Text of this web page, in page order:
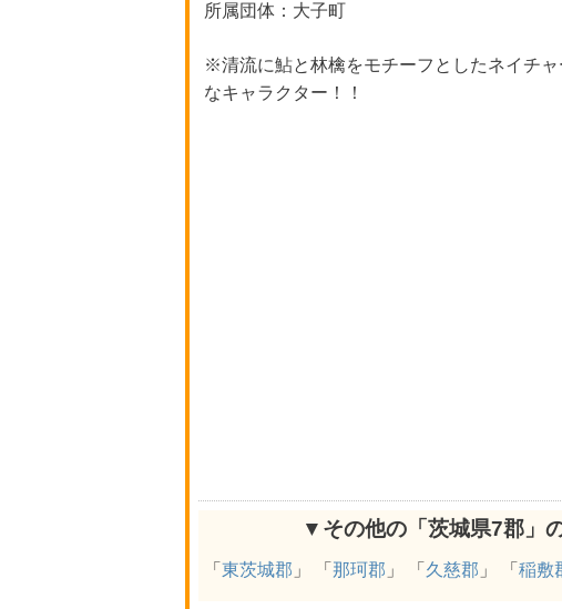
所属団体：大子町
※清流に鮎と林檎をモチーフとしたネイチャ
なキャラクター！！
▼その他の「茨城県7郡」
「 東茨城郡 」 「 那珂郡 」 「 久慈郡 」 「 稲敷